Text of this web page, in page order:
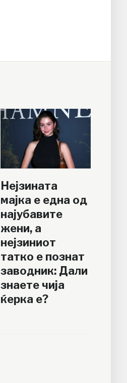
Нејзината
мајка е една од
најубавите
жени, а
нејзиниот
татко е познат
заводник: Дали
знаете чија
ќерка е?